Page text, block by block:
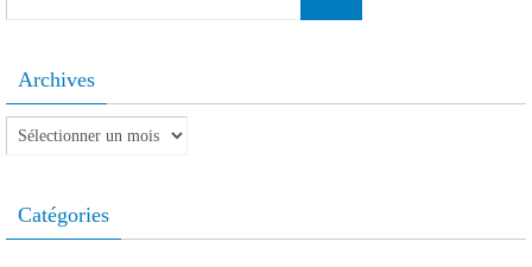
Archives
Archives
Catégories